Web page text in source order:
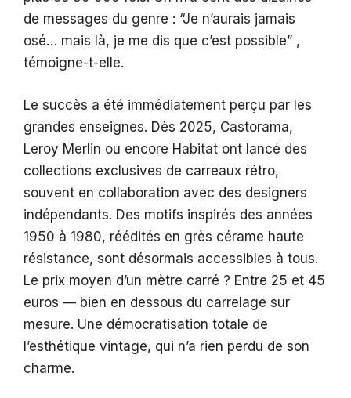
de messages du genre : “Je n’aurais jamais
osé… mais là, je me dis que c’est possible” ,
témoigne-t-elle.
Le succès a été immédiatement perçu par les
grandes enseignes. Dès 2025, Castorama,
Leroy Merlin ou encore Habitat ont lancé des
collections exclusives de carreaux rétro,
souvent en collaboration avec des designers
indépendants. Des motifs inspirés des années
1950 à 1980, réédités en grès cérame haute
résistance, sont désormais accessibles à tous.
Le prix moyen d’un mètre carré ? Entre 25 et 45
euros — bien en dessous du carrelage sur
mesure. Une démocratisation totale de
l’esthétique vintage, qui n’a rien perdu de son
charme.